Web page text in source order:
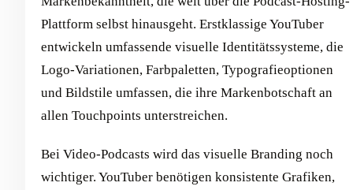
Plattform selbst hinausgeht. Erstklassige YouTuber
entwickeln umfassende visuelle Identitätssysteme, die
Logo-Variationen, Farbpaletten, Typografieoptionen
und Bildstile umfassen, die ihre Markenbotschaft an
allen Touchpoints unterstreichen.
Bei Video-Podcasts wird das visuelle Branding noch
wichtiger. YouTuber benötigen konsistente Grafiken,